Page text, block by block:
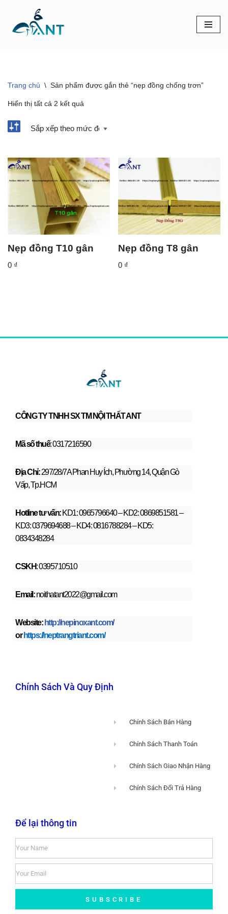
Chuyển
Trang chủ \ Sản phẩm được gắn thẻ “nẹp đồng chống trơn”
Hiển thị tất cả 2 kết quả
Nẹp đồng T10 gân
0 ₫
Nẹp đồng T8 gân
0 ₫
CÔNG TY TNHH SX TM NỘI THẤT ANT
Mã số thuế: 0317216590
Địa Chỉ:297/28/7A Phan Huy Ích, Phường 14, Quận Gò
Vấp, Tp.HCM
Hotline tư vấn:KD1: 0965796640 – KD2: 0869851581 –
KD3: 0379694688 – KD4: 0816788284 – KD5:
0834348284
CSKH: 0395710510
Email:noithatant2022@gmail.com
Website: http://nepinoxant.com/
or https://neptrangtriant.com/
Chính Sách Và Quy Định
Chính Sách Bán Hàng
Chính Sách Thanh Toán
Chính Sách Giao Nhận Hàng
Chính Sách Đổi Trả Hàng
Để lại thông tin
SUBSCRIBE